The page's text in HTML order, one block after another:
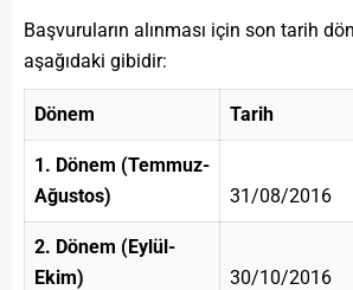
Başvuruların alınması için son tarih
aşağıdaki gibidir:
Dönem Tarih
1. Dönem (Temmuz-
Ağustos)
31/08/2016
2. Dönem (Eylül-
Ekim)
30/10/2016